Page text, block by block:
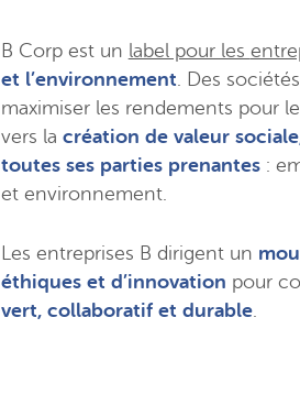
B Corpest un label pour les
et l’environnement. Des
maximiser les rendements pour
vers la création de valeur
toutes ses parties prenantes:
et environnement.
Les entreprises B dirigent un
éthiques et d’innovation pour
vert, collaboratif et durable.